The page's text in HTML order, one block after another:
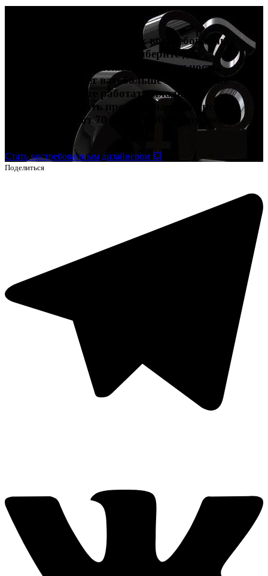
Попробуйте себя в четырех востребованных
профессиях в дизайне и выберите для
дальнейшего развития ту специальность,
которая подойдет вам больше всего. После
обучения сможете работать младшим
дизайнером, брать проекты на фрилансе и
зарабатывать от 70 000 до 200 000 рублей и
Стать востребованным дизайнером 💥
Поделиться